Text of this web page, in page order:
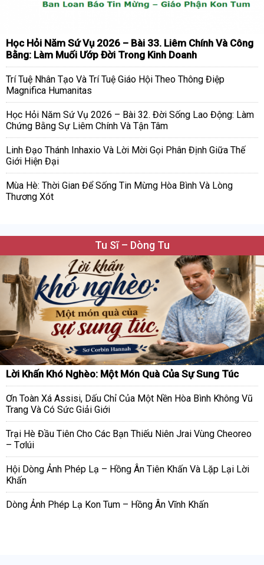
Học Hỏi Năm Sứ Vụ 2026 – Bài 33. Liêm Chính Và Công
Bằng: Làm Muối Ướp Đời Trong Kinh Doanh
Trí Tuệ Nhân Tạo Và Trí Tuệ Giáo Hội Theo Thông Điệp
Magnifica Humanitas
Học Hỏi Năm Sứ Vụ 2026 – Bài 32. Đời Sống Lao Động: Làm
Chứng Bằng Sự Liêm Chính Và Tận Tâm
Linh Đạo Thánh Inhaxio Và Lời Mời Gọi Phân Định Giữa Thế
Giới Hiện Đại
Mùa Hè: Thời Gian Để Sống Tin Mừng Hòa Bình Và Lòng
Thương Xót
Tu Sĩ – Dòng Tu
Lời Khấn Khó Nghèo: Một Món Quà Của Sự Sung Túc
Ơn Toàn Xá Assisi, Dấu Chỉ Của Một Nền Hòa Bình Không Vũ
Trang Và Có Sức Giải Giới
Trại Hè Đầu Tiên Cho Các Bạn Thiếu Niên Jrai Vùng Cheoreo
– Tơlúi
Hội Dòng Ảnh Phép Lạ – Hồng Ân Tiên Khấn Và Lặp Lại Lời
Khấn
Dòng Ảnh Phép Lạ Kon Tum – Hồng Ân Vĩnh Khấn